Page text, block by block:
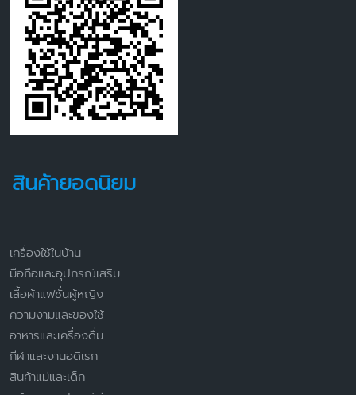
สินค้ายอดนิยม
เครื่องใช้ในบ้าน
มือถือและอุปกรณ์เสริม
เสื้อผ้าแฟชั่นผู้หญิง
ความงามและของใช้
อาหารและเครื่องดื่ม
กีฬาและงานอดิเรก
สินค้าแม่และเด็ก